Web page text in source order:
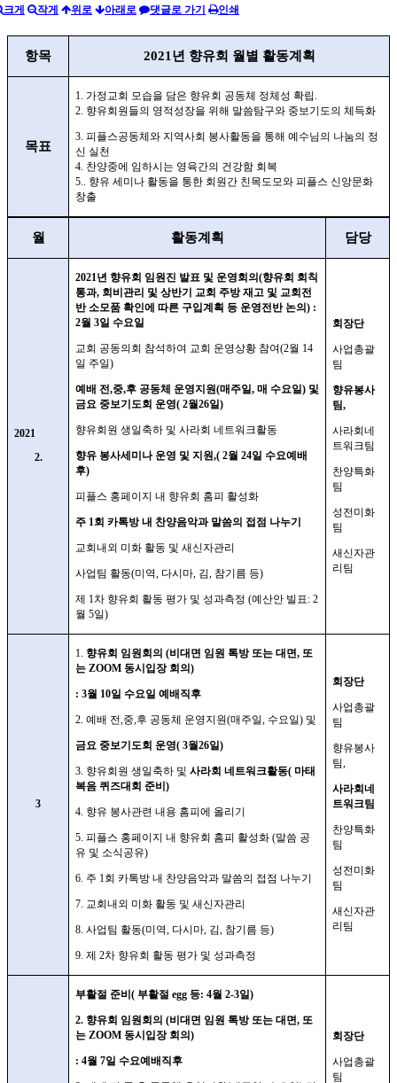
크게 작게 위로 아래로 댓글로 가기 인쇄
항목 2021 년 향유회 월별 활동계획
목표
1. 가정교회 모습을 담은 향유회 공동체 정체성 확립 .
2. 향유회원들의 영적성장을 위해 말씀탐구와 중보기도의 체득화
3. 피플스공동체와 지역사회 봉사활동을 통해 예수님의 나눔의 정
신 실천
4. 찬양중에 임하시는 영육간의 건강함 회복
5.. 향유 세미나 활동을 통한 회원간 친목도모와 피플스 신앙문화
창출
월 활동계획 담당
2021
2.
2021년 향유회 임원진 발표 및 운영회의 (향유회 회칙
통과, 회비관리 및 상반기 교회 주방 재고 및 교회전
반 소모품 확인에 따른 구입계획 등 운영전반 논의 ) :
2월 3일 수요일
교회 공동의회 참석하여 교회 운영상황 참여(2월 14
일 주일)
예배 전,중,후 공동체 운영지원(매주일, 매 수요일) 및
금요 중보기도회 운영( 2월26일)
향유회원 생일축하 및 사라회 네트워크활동
향유 봉사세미나 운영 및 지원,( 2월 24일 수요예배
후)
피플스 홍페이지 내 향유회 홈피 활성화
주 1회 카톡방 내 찬양음악과 말씀의 접점 나누기
교회내외 미화 활동 및 새신자관리
사업팀 활동(미역, 다시마, 김, 참기름 등)
제 1차 향유회 활동 평가 및 성과측정 (예산안 빌표: 2
월 5일)
회장단
사업총괄
팀
향유봉사
팀,
사라회네
트워크팀
찬양특화
팀
성전미화
팀
새신자관
리팀
3
1. 향유회 임원회의 (비대면 임원 톡방 또는 대면, 또
는 ZOOM 동시입장 회의 )
: 3월 10일 수요일 예배직후
2. 예배 전,중,후 공동체 운영지원(매주일, 수요일) 및
금요 중보기도회 운영( 3월26일)
3. 향유회원 생일축하 및 사라회 네트워크활동( 마태
복음 퀴즈대회 준비 )
4. 향유 봉사관련 내용 홈피에 올리기
5. 피플스 홍페이지 내 향유회 홈피 활성화 (말씀 공
유 및 소식공유)
6. 주 1회 카톡방 내 찬양음악과 말씀의 접점 나누기
7. 교회내외 미화 활동 및 새신자관리
8. 사업팀 활동(미역, 다시마, 김, 참기름 등)
9. 제 2차 향유회 활동 평가 및 성과측정
회장단
사업총괄
팀
향유봉사
팀,
사라회네
트워크팀
찬양특화
팀
성전미화
팀
새신자관
리팀
부활절 준비 ( 부활절 egg 등: 4월 2-3일)
2. 향유회 임원회의 (비대면 임원 톡방 또는 대면, 또
는 ZOOM 동시입장 회의 )
: 4월 7일 수요예배직후
회장단
사업총괄
팀